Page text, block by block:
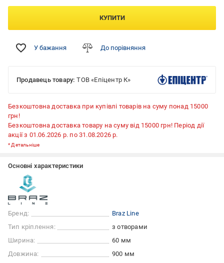
КУПИТИ
У бажання До порівняння
Продавець товару: ТОВ «Епіцентр К»
Безкоштовна доставка при купівлі товарів на суму понад 15000
грн!
Безкоштовна доставка товару на суму від 15000 грн! Період дії
акції з 01.06.2026 р. по 31.08.2026 р.
*Детальніше
Основні характеристики
Бренд:
Braz Line
Тип кріплення:
з отворами
Ширина:
60 мм
Довжина:
900 мм